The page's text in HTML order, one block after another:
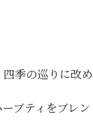
季の巡りに改
ブティをブレ